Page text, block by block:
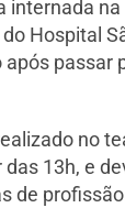
internada
Hospital
passar
no
13h, e
de